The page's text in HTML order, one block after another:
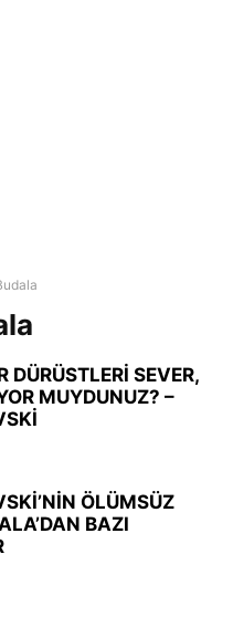
DÜRÜSTLERİ SEVER,
MUYDUNUZ? –
ÖLÜMSÜZ
BAZI